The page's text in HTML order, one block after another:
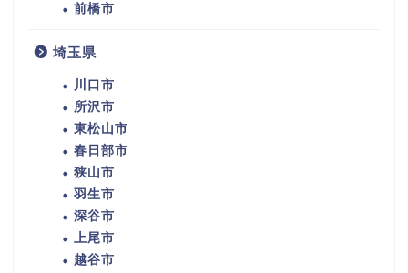
前橋市
埼玉県
川口市
所沢市
東松山市
春日部市
狭山市
羽生市
深谷市
上尾市
越谷市